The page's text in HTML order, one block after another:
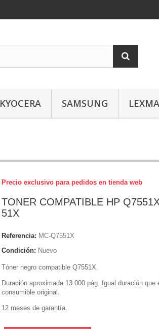
KYOCERA SAMSUNG
Precio exclusivo para pedidos en tienda web
TONER COMPATIBLE HP
51X
Referencia: MC-Q7551X
Condición: Nuevo
Tóner negro compatible Q7551X.
Duración aproximada 13.000 pág. Igual duración que
consumible original.
12 meses de garantía.